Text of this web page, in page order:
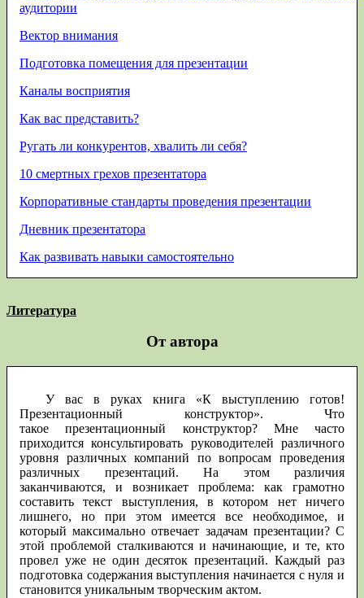
аудитории
Вектор внимания
Подготовка помещения для презентации
Каналы восприятия
Как вас представить?
Ругать ли конкурентов, хвалить ли себя?
10 смертных грехов презентатора
Корпоративные стандарты проведения презентации
Дневник презентатора
Как развивать навыки самостоятельно
Литература
От автора
У вас в руках книга «К выступлению готов!
Презентационный конструктор». Что
такое презентационный конструктор? Мне часто
приходится консультировать руководителей различного
уровня различных компаний по вопросам проведения
различных презентаций. На этом различия
заканчиваются, и возникает проблема: как грамотно
составить текст выступления, в котором нет ничего
лишнего, но при этом имеется все необходимое, и
который максимально отвечает задачам презентации? С
этой проблемой сталкиваются и начинающие, и те, кто
провел уже не один десяток презентаций. Каждый раз
подготовка содержания выступления начинается с нуля и
становится уникальным творческим актом.